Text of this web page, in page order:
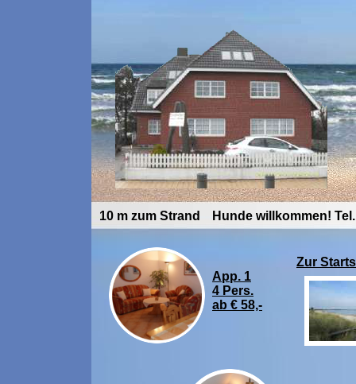
10 m zum Strand Hunde willkommen!
App. 1
4 Pers.
ab € 58,-
Zur